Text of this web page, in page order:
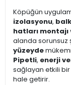
Köpüğün
izolasyonu,
hatları montajı
alanda sorunsuz
yüzeyde
Pipetli, enerji
sağlayan etkili bir
hale getirir.